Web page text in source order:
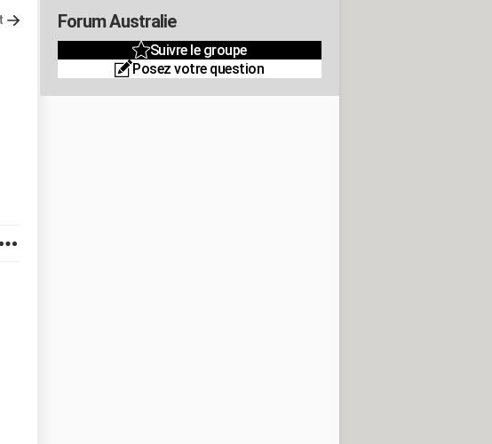
Forum Australie
Suivre le groupe
Posez votre question